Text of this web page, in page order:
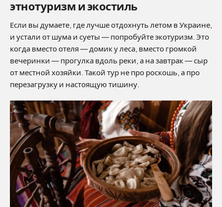
этнотуризм и экостиль
Если вы думаете, где лучше отдохнуть летом в Украине,
и устали от шума и суеты — попробуйте экотуризм. Это
когда вместо отеля — домик у леса, вместо громкой
вечеринки — прогулка вдоль реки, а на завтрак — сыр
от местной хозяйки. Такой тур не про роскошь, а про
перезагрузку и настоящую тишину.